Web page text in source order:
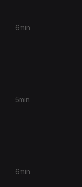
6min
5min
6min